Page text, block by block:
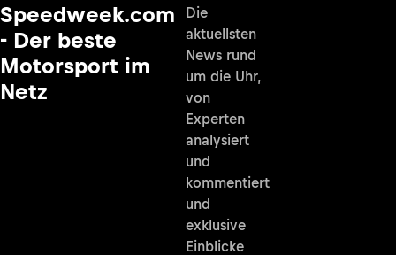
Speedweek.com
- Der beste
Motorsport im
Netz
Die
aktuellsten
News rund
um die Uhr,
von
Experten
analysiert
und
kommentiert
und
exklusive
Einblicke